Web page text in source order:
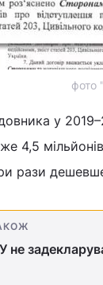
фото
у
4,5
рази
не